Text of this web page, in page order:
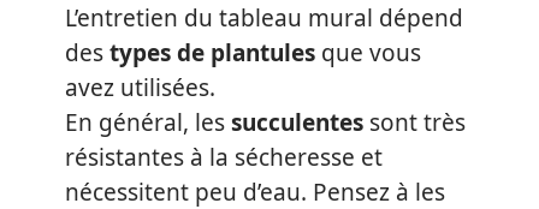
L’entretien du tableau mural dépend
destypes de plantules que vous
avez utilisées.
En général, lessucculentes sont très
résistantes à la sécheresse et
nécessitent peu d’eau. Pensez à les